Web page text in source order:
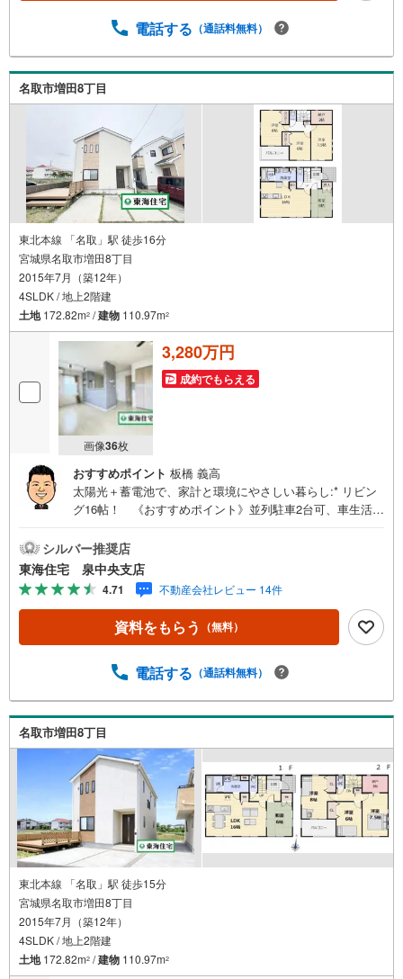
ご質問はもちろん、ご購入時に気になる住宅ローン各種税
はキッズスペースも完備！お子様連れのご家族様で是非お
越しください。営業時間:10:00～18:00（定休日火・水曜日
※店舗により変動あり）現地のご案内も可能ですので、どう
ぞお気軽にお問い合わせください！
電話する （通話料無料）
名取市増田8丁目
東北本線 「名取」駅 徒歩16分
宮城県名取市増田8丁目
2015年7月（築12年）
4SLDK / 地上2階建
土地172.82m2 /建物 110.97m2
画像36枚
3,280万円
成約でもらえる
おすすめポイント 板橋 義高
太陽光＋蓄電池で、家計と環境にやさしい暮らし:* リビン
グ16帖！ 《おすすめポイント》並列駐車2台可、車生活に
毎日の通勤も安心、3路線利用可の好立地！《周辺環境》
フレスコキクチ 名取増田店徒歩6分 東北本線「名取」駅徒
歩16分 増田小学校徒歩21分《ご予約・ご案内について》お
仕事終わりや、ご出勤前などの早朝・夜間の営業時間外で
もあなたのご要望に合わせて、ご対応させて頂きます！
《ご相談・ご案内の目安》住宅ローン相談のみ 約30分ご
～約2時間 ※1件～3件ご見学の場合 現地お待ち合わせでの
シルバー推奨店
東海住宅 泉中央支店
4.71 不動産会社レビュー 14件
資料をもらう （無料）
電話する （通話料無料）
名取市増田8丁目
東北本線 「名取」駅 徒歩15分
宮城県名取市増田8丁目
2015年7月（築12年）
4SLDK / 地上2階建
土地172.82m2 /建物 110.97m2